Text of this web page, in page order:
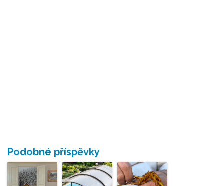
Podobné příspěvky